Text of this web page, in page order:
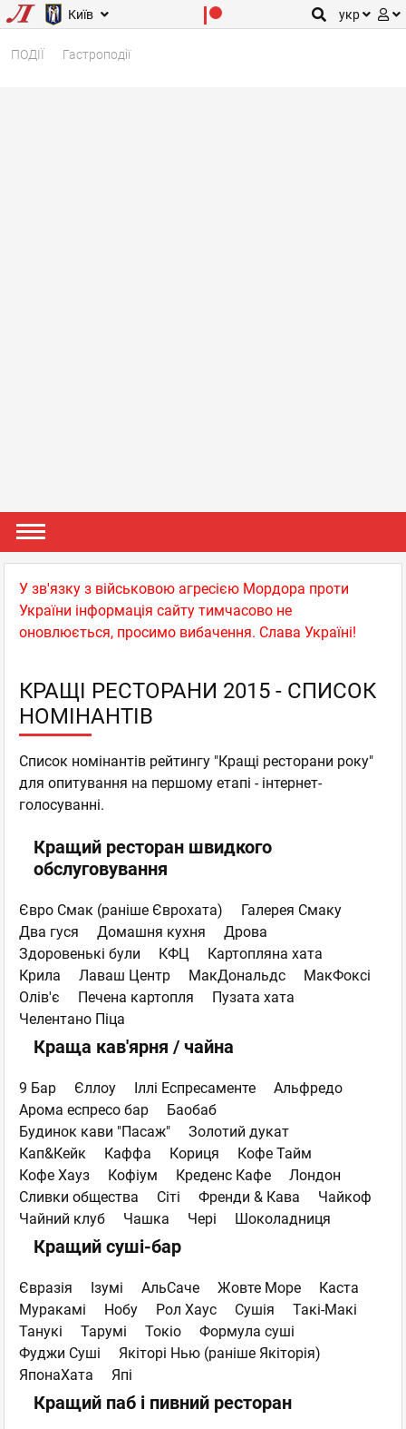
Київ укр
ПОДІЇ Гастроподії
У зв'язку з військовою агресією Мордора проти
України інформація сайту тимчасово не
оновлюється, просимо вибачення. Слава Україні!
КРАЩІ РЕСТОРАНИ 2015 - СПИСОК
НОМІНАНТІВ
Список номінантів рейтингу "Кращі ресторани року"
для опитування на першому етапі - інтернет-
голосуванні.
Кращий ресторан швидкого
обслуговування
Євро Смак (раніше Єврохата)
Галерея Смаку
Два гуся
Домашня кухня
Дрова
Здоровенькі були
КФЦ
Картопляна хата
Крила
Лаваш Центр МакДональдс
МакФоксі
Олів'є
Печена картопля
Пузата хата
Челентано Піца
Краща кав'ярня / чайна
9 Бар Єллоу Іллі Еспресаменте
Альфредо
Арома еспресо бар
Баобаб
Будинок кави "Пасаж"
Золотий дукат
Кап&Кейк
Каффа Кориця
Кофе Тайм
Кофе Хауз
Кофіум Креденс Кафе
Лондон
Сливки общества
Сіті Френди & Кава
Чайкоф
Чайний клуб
Чашка Чері Шоколадниця
Кращий суші-бар
Євразія Ізумі АльСаче Жовте Море
Каста
Муракамі
Нобу Рол Хаус Сушія
Такі-Макі
Танукі
Тарумі Токіо
Формула суші
Фуджи Суші
Якіторі Нью (раніше Якіторія)
ЯпонаХата
Япі
Кращий паб і пивний ресторан